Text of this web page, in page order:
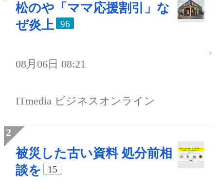
松のや「ママ応援割引」な
ぜ炎上
96
08月06日 08:21
ITmedia ビジネスオンライン
被災した古い資料 処分前相
談を
15